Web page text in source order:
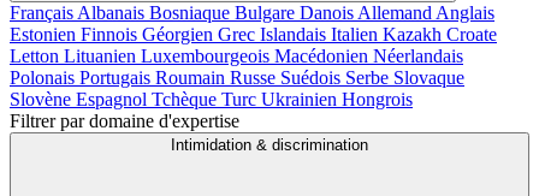
Français Albanais Bosniaque Bulgare Danois Allemand Anglais
Estonien Finnois Géorgien Grec Islandais Italien Kazakh Croate
Letton Lituanien Luxembourgeois Macédonien Néerlandais
Polonais Portugais Roumain Russe Suédois Serbe Slovaque
Slovène Espagnol Tchèque Turc Ukrainien Hongrois
Filtrer par domaine d'expertise
Intimidation & discrimination